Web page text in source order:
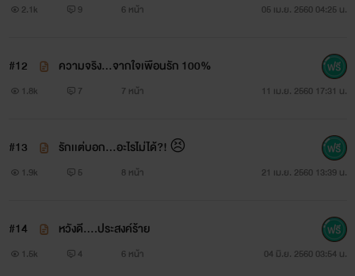
2.1k 9 6 หน้า 05 เม.ย. 2560 04:25 น.
#12 ความจริง...จากใจเพือนรัก 100%
1.8k 7 7 หน้า 11 เม.ย. 2560 17:31 น.
#13 รักเเต่บอก...อะไรไม่ได้?! 😣
1.9k 5 8 หน้า 21 เม.ย. 2560 13:39 น.
#14 หวังดี....ประสงค์ร้าย
1.5k 4 6 หน้า 04 มิ.ย. 2560 03:54 น.